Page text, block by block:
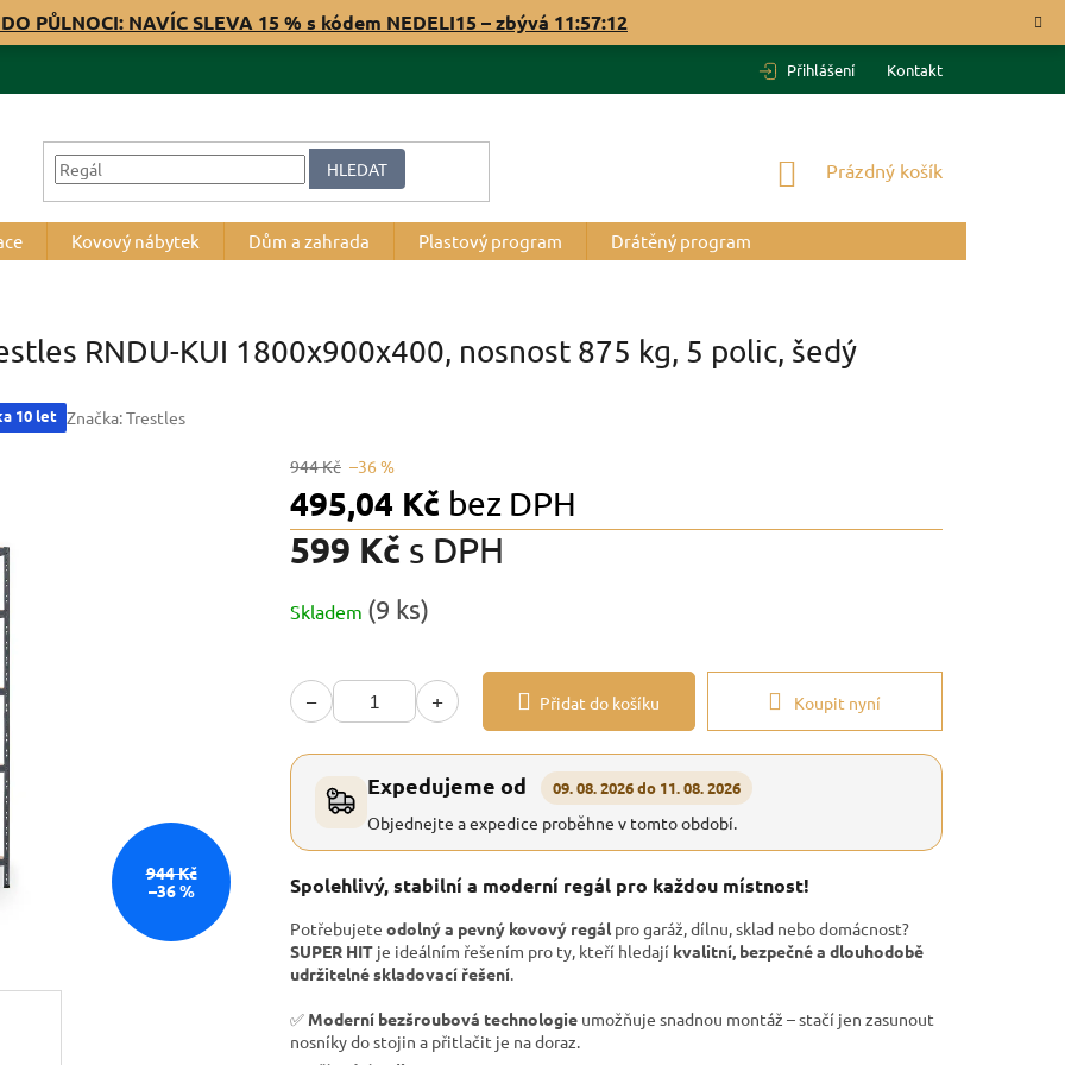
DO PŮLNOCI: NAVÍC SLEVA 15 % s kódem NEDELI15 – zbývá 11:57:11
Přihlášení Kontakt
HLEDAT
NÁKUPNÍ
Prázdný košík
Kovový nábytek Dům a zahrada Plastový program Drátěný program
RNDU-KUI 1800x900x400, nosnost 875 kg, 5 polic, šedý
10 let Značka:Trestles
944 Kč
–36 %
944 Kč –36 %
495,04 Kč bez DPH
599 Kč s DPH
cena:
Skladem (9 ks)
− + Přidat do košíku Koupit nyní
Expedujeme od 09. 08. 2026 do 11. 08. 2026
Objednejte a expedice proběhne v tomto období.
Spolehlivý, stabilní a moderní regál pro každou místnost!
Potřebujete odolný a pevný kovový regál pro garáž, dílnu, sklad nebo domácnost?
SUPER HIT je ideálním řešením pro ty, kteří hledají kvalitní, bezpečné a dlouhodobě
udržitelné skladovací řešení.
✅ Moderní bezšroubová technologie umožňuje snadnou montáž – stačí jen zasunout
nosníky do stojin a přitlačit je na doraz.